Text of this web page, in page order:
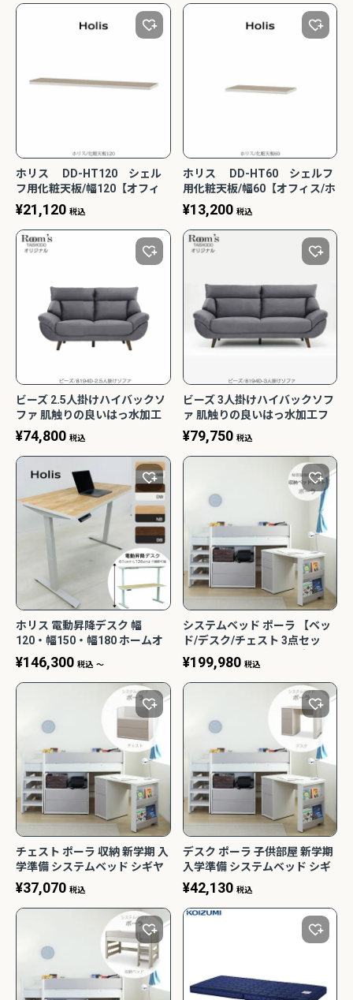
バルバーニ】
ホリス DD-HT120 シェル
フ用化粧天板/幅120【オフィ
ス/ホームオフィス/組み合わ
せ/４色/サイズ色々/F☆☆☆☆/
日本製/Holis/バルバーニ】
¥21,120 税込
ホリス DD-HT60 シェルフ
用化粧天板/幅60【オフィス/ホ
ームオフィス/組み合わせ/４
色/サイズ色々/F☆☆☆☆/日本
製/Holis/バルバーニ】
¥13,200 税込
ビーズ 2.5人掛けハイバックソ
ファ 肌触りの良いはっ水加工
ファブリック 8194D /搬入安心
の背分離式/座面内部のこだわ
りで座り心地アップ/大正堂オ
リジナル
¥74,800 税込
ビーズ 3人掛けハイバックソフ
ァ 肌触りの良いはっ水加工フ
ァブリック 8194D /搬入安心の
背分離式/座面内部のこだわり
で座り心地アップ/大正堂オリ
¥79,750 税込
ホリス 電動昇降デスク 幅
120・幅150・幅180 ホームオ
フィス Holis バルバーニ
¥146,300 税込 〜
システムベッド ポーラ 【ベッ
ド/デスク/チェスト 3点セッ
ト】ホワイト系 収納 お片付け
子供部屋 シギヤマ家具
¥199,980 税込
チェスト ポーラ 収納 新学期 入
学準備 システムベッド シギヤ
マ家具
¥37,070 税込
デスク ポーラ 子供部屋 新学期
入学準備 システムベッド シギ
ヤマ家具
¥42,130 税込